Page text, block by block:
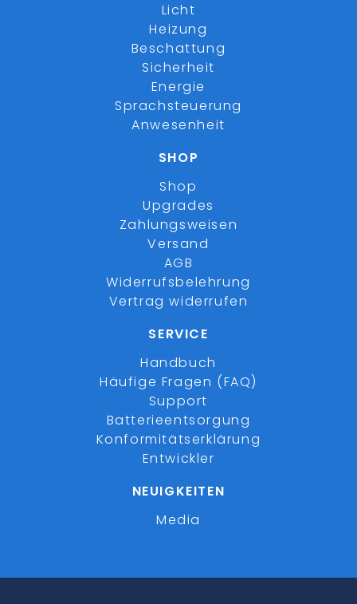
Licht
Heizung
Beschattung
Sicherheit
Energie
Sprachsteuerung
Anwesenheit
SHOP
Shop
Upgrades
Zahlungsweisen
Versand
AGB
Widerrufsbelehrung
Vertrag widerrufen
SERVICE
Handbuch
Häufige Fragen (FAQ)
Support
Batterieentsorgung
Konformitätserklärung
Entwickler
NEUIGKEITEN
Media